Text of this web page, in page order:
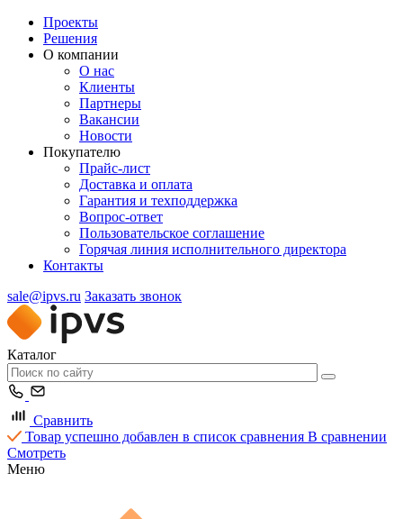
Проекты
Решения
О компании
О нас
Клиенты
Партнеры
Вакансии
Новости
Покупателю
Прайс-лист
Доставка и оплата
Гарантия и техподдержка
Вопрос-ответ
Пользовательское соглашение
Горячая линия исполнительного директора
Контакты
sale@ipvs.ru Заказать звонок
Каталог
Сравнить
Товар успешно добавлен в список сравнения В сравнении
Смотреть
Меню